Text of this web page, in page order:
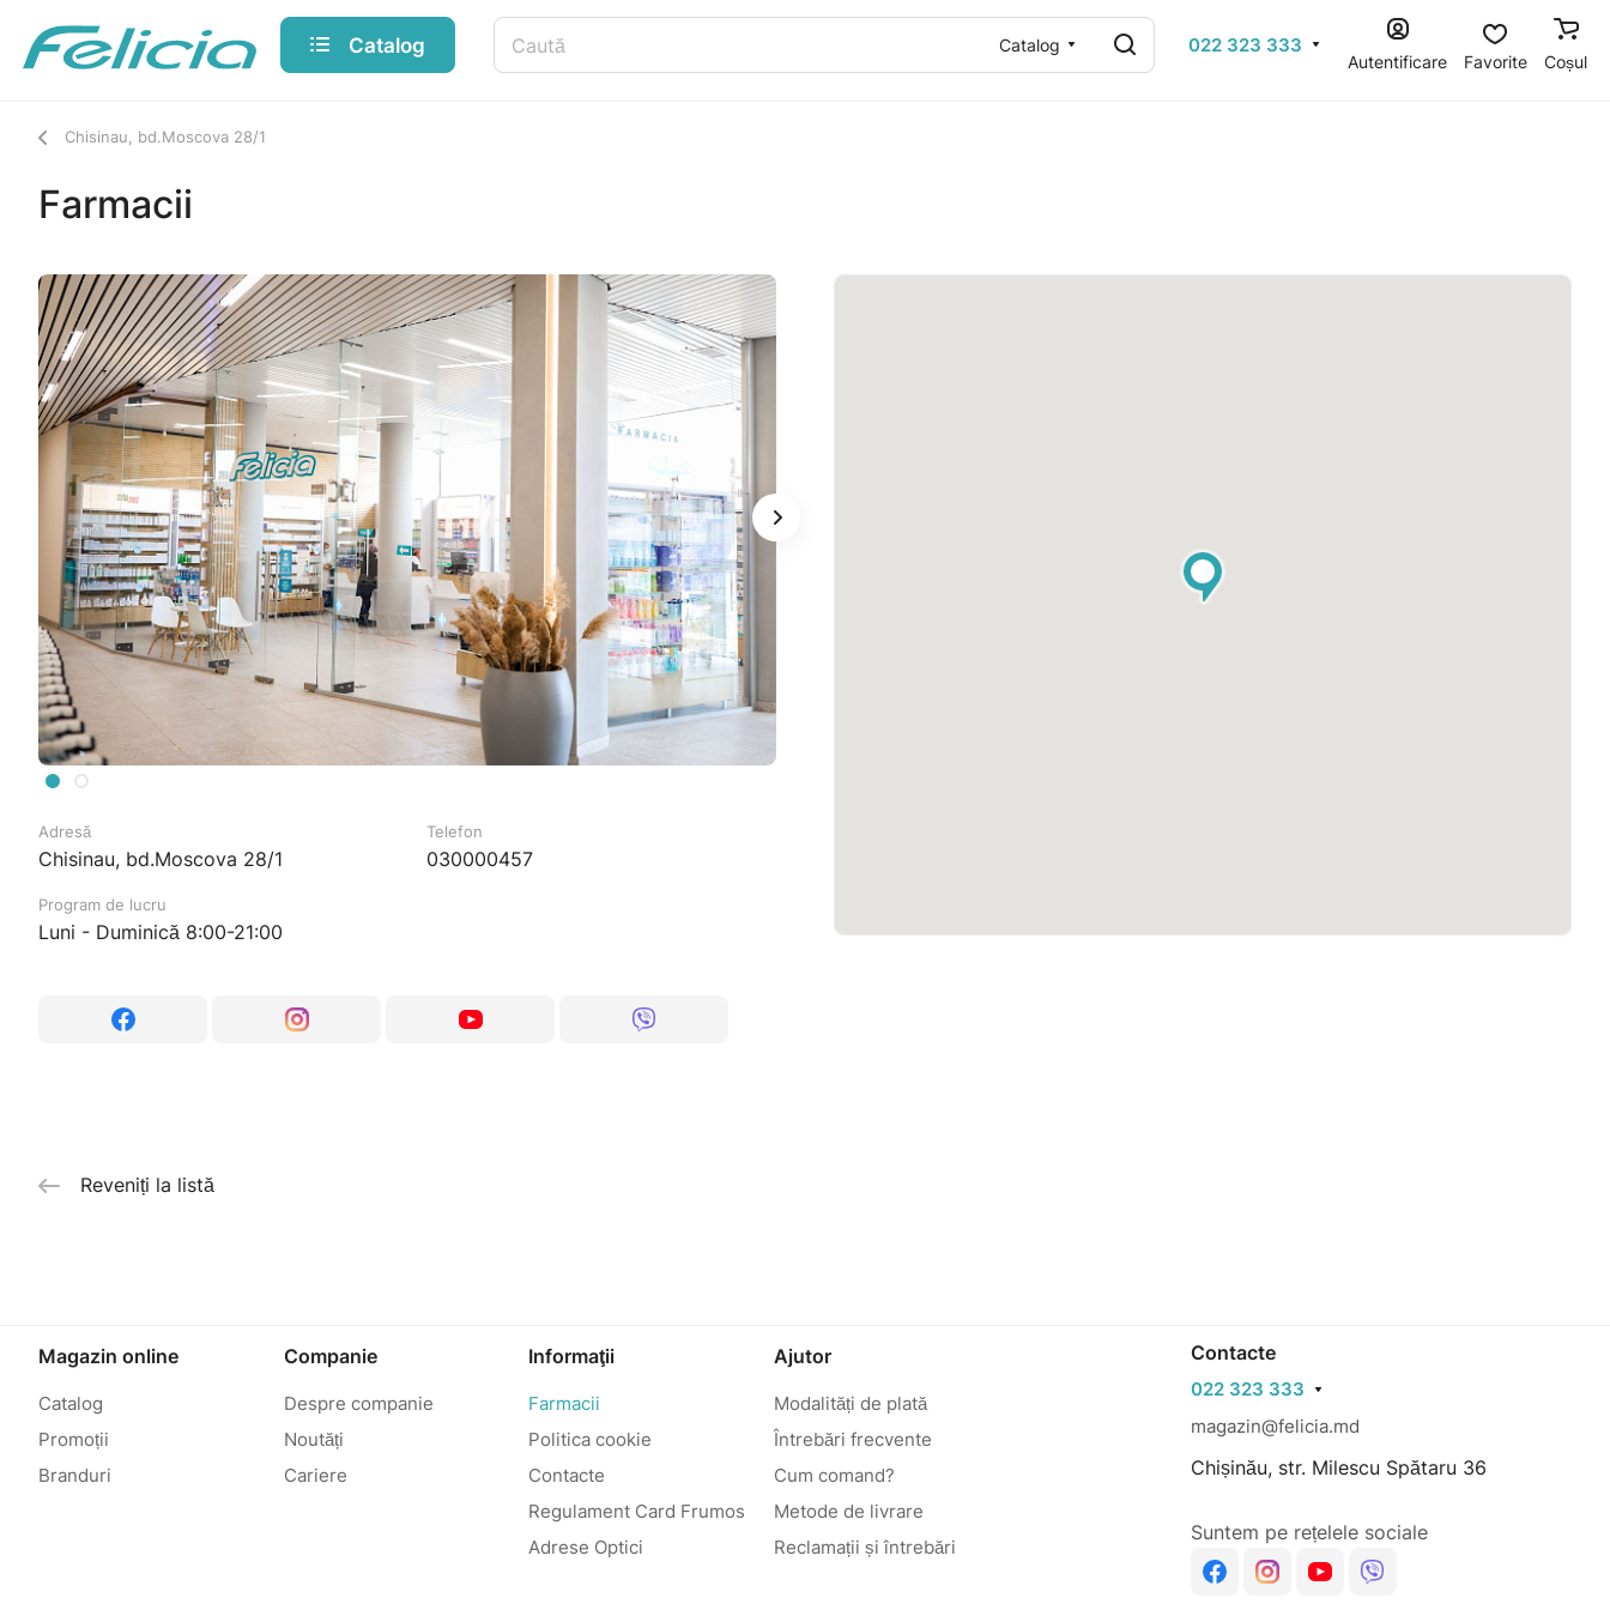
Catalog Catalog 022 323 333
Autentificare Favorite Coșul
Chisinau, bd.Moscova 28/1
Farmacii
Adresă
Chisinau, bd.Moscova 28/1
Program de lucru
Luni - Duminică 8:00-21:00
Telefon
030000457
Reveniți la listă
Magazin online
Catalog
Promoții
Branduri
Companie
Despre companie
Noutăți
Cariere
Informaţii
Farmacii
Politica cookie
Contacte
Regulament Card Frumos
Adrese Optici
Ajutor
Modalități de plată
Întrebări frecvente
Cum comand?
Metode de livrare
Reclamații și întrebări
Contacte
022 323 333
magazin@felicia.md
Chișinău, str. Milescu Spătaru 36
Suntem pe rețelele sociale